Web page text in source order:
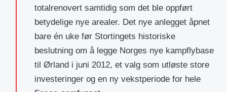
totalrenovert samtidig som det ble oppført
betydelige nye arealer. Det nye anlegget åpnet
bare én uke før Stortingets historiske
beslutning om å legge Norges nye kampflybase
til Ørland i juni 2012, et valg som utløste store
investeringer og en ny vekstperiode for hele